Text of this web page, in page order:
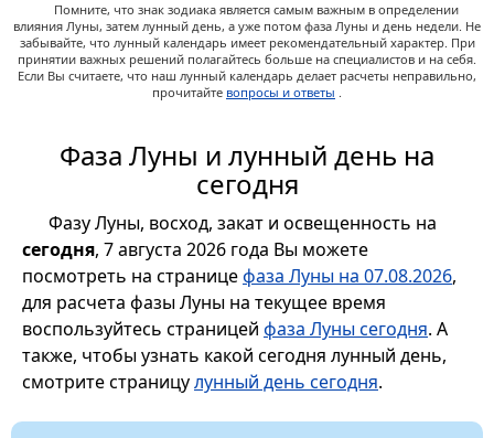
Помните, что знак зодиака является самым важным в определении
влияния Луны, затем лунный день, а уже потом фаза Луны и день недели. Не
забывайте, что лунный календарь имеет рекомендательный характер. При
принятии важных решений полагайтесь больше на специалистов и на себя.
Если Вы считаете, что наш лунный календарь делает расчеты неправильно,
прочитайте вопросы и ответы .
Фаза Луны и лунный день на
сегодня
Фазу Луны, восход, закат и освещенность на
сегодня, 7 августа 2026 года Вы можете
посмотреть на страницефаза Луны на 07.08.2026,
для расчета фазы Луны на текущее время
воспользуйтесь страницей фаза Луны сегодня. А
также, чтобы узнать какой сегодня лунный день,
смотрите страницулунный день сегодня.